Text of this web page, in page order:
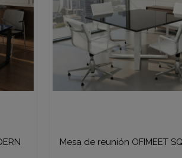
Mesa de reunión OFIMEET